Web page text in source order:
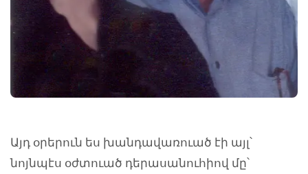
Այդ օրերուն ես խանդավառուած էի այլ՝
նոյնպէս օժտուած դերասանուհիով մը՝